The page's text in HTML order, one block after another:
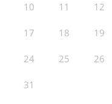
10 11 12
17 18 19
24 25 26
31